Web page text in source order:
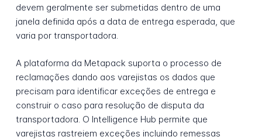
devem geralmente ser submetidas dentro de uma
janela definida após a data de entrega esperada, que
varia por transportadora.
A plataforma da Metapack suporta o processo de
reclamações dando aos varejistas os dados que
precisam para identificar exceções de entrega e
construir o caso para resolução de disputa da
transportadora. O Intelligence Hub permite que
varejistas rastreiem exceções incluindo remessas